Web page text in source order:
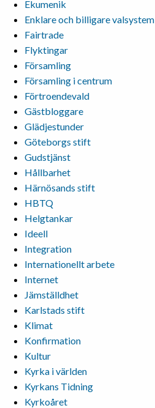
Ekumenik
Enklare och billigare valsystem
Fairtrade
Flyktingar
Församling
Församling i centrum
Förtroendevald
Gästbloggare
Glädjestunder
Göteborgs stift
Gudstjänst
Hållbarhet
Härnösands stift
HBTQ
Helgtankar
Ideell
Integration
Internationellt arbete
Internet
Jämställdhet
Karlstads stift
Klimat
Konfirmation
Kultur
Kyrka i världen
Kyrkans Tidning
Kyrkoåret